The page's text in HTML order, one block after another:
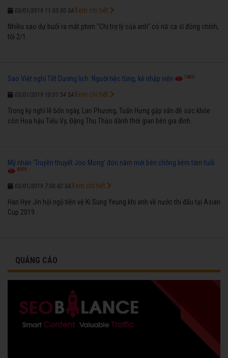
03/01/2019 11:03:00 SA
Nhiều sao dự buổi ra mắt phim "Chị trợ lý của anh" có nữ ca sĩ đóng chính,
tối 2/1.
Xem chi tiết
Sao Việt nghỉ Tết Dương lịch: Người tiệc tùng, kẻ nhập viện 7686
03/01/2019 10:01:54 SA
Trong kỳ nghỉ lễ bốn ngày, Lan Phương, Tuấn Hưng gặp vấn đề sức khỏe
còn Hoa hậu Tiểu Vy, Đặng Thu Thảo dành thời gian bên gia đình.
Xem chi tiết
Mỹ nhân 'Truyền thuyết Joo Mong' đón năm mới bên chồng kém tám tuổi
4509
03/01/2019 7:00:42 SA
Han Hye Jin hội ngộ tiền vệ Ki Sung Yeung khi anh về nước thi đấu tại Asian
Cup 2019.
Xem chi tiết
QUẢNG CÁO